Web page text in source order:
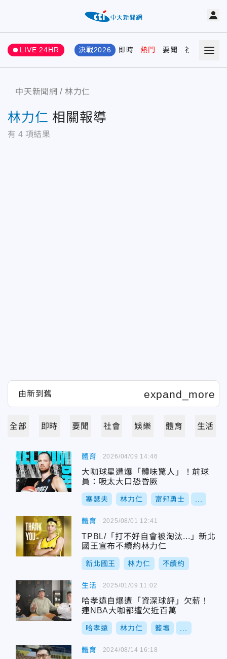
LIVE 24HR 決戰2026 即時 熱門 要聞 社會 娛樂
中天新聞網 林力仁
林力仁 相關報導
有 4 項結果
全部 即時 要聞 社會 娛樂 體育 生活
體育
大咖球星遭爆「體味驚人」！前球
員：吸太大口恐昏厥
塞瑟夫 林力仁 富邦勇士
2026/04/09 14:46
體育
TPBL/「打不好自會被淘汰...」新北
國王宣布不續約林力仁
新北國王 林力仁 不續約
2025/08/01 12:41
生活
哈孝遠自爆遭「資深球評」欠薪！
連NBA大咖都遭欠近百萬
哈孝遠 林力仁 籃壇
2025/01/09 11:02
體育 2024/08/14 16:18